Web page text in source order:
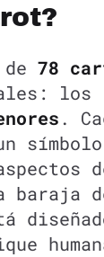
78
los
.
símbolo
baraja